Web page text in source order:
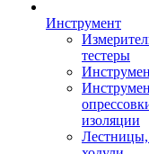
Инструмент
тестеры
изоляции
Лестницы,